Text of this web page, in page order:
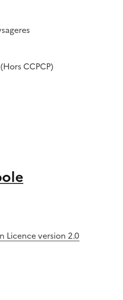
CCPCP)
Licence version 2.0